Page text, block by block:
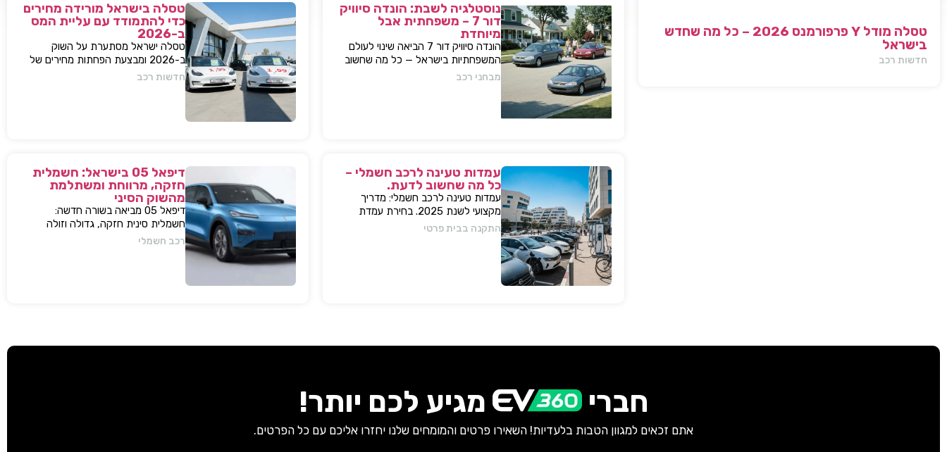
טסלה מודל Y פרפורמנס 2026 – כל מה שחדש
בישראל
חדשות רכב
נוסטלגיה לשבת: הונדה סיוויק
דור 7 – משפחתית אבל
מיוחדת
הונדה סיוויק דור 7 הביאה שינוי לעולם
המשפחתיות בישראל — כל מה שחשוב
לדעת, מפרטים ועד השפעות על השוק
מבחני רכב
טסלה בישראל מורידה מחירים
כדי להתמודד עם עליית המס
ב-2026
טסלה ישראל מסתערת על השוק
ב-2026 ומבצעת הפחתות מחירים של
חדשות רכב
עמדות טעינה לרכב חשמלי –
כל מה שחשוב לדעת.
עמדות טעינה לרכב חשמלי: מדריך
מקצועי לשנת 2025. בחירת עמדת
טעינה, התקנה בבית או בבניין, שיקולים,
טיפים, ומענה על כל השאלות המרכזיות.
התקנה בבית פרטי
דיפאל 05 בישראל: חשמלית
חזקה, מרווחת ומשתלמת
מהשוק הסיני
דיפאל 05 מביאה בשורה חדשה:
חשמלית סינית חזקה, גדולה וזולה
שמאיימת לערער את מתחרות יונדאי
וטויוטה. גלה למה היא משנה את חוקי
רכב חשמלי
חברי מגיע לכם יותר!
אתם זכאים למגוון הטבות בלעדיות! השאירו פרטים והמומחים שלנו יחזרו אליכם עם כל הפרטים.